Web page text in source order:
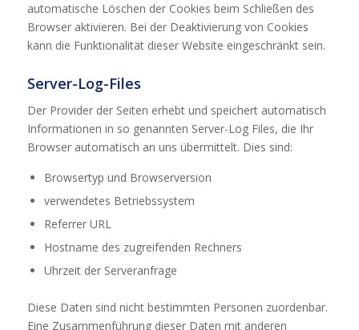
automatische Löschen der Cookies beim Schließen des
Browser aktivieren. Bei der Deaktivierung von Cookies
kann die Funktionalität dieser Website eingeschränkt sein.
Server-Log-Files
Der Provider der Seiten erhebt und speichert automatisch
Informationen in so genannten Server-Log Files, die Ihr
Browser automatisch an uns übermittelt. Dies sind:
Browsertyp und Browserversion
verwendetes Betriebssystem
Referrer URL
Hostname des zugreifenden Rechners
Uhrzeit der Serveranfrage
Diese Daten sind nicht bestimmten Personen zuordenbar.
Eine Zusammenführung dieser Daten mit anderen